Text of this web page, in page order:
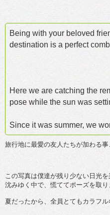
Being with your beloved
destination is a perfect
Here we are catching the
pose while the sun was
Since it was summer, we
旅行地に最愛の友人たちが加わる
この写真は僕達が残り少ない日光
沈みゆく中で、慌ててポーズを取り
夏だったから、全員とてもカラフル